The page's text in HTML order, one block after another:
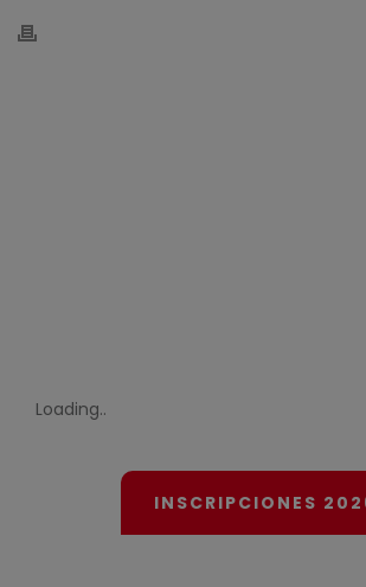
Loading..
INSCRIPCIONES